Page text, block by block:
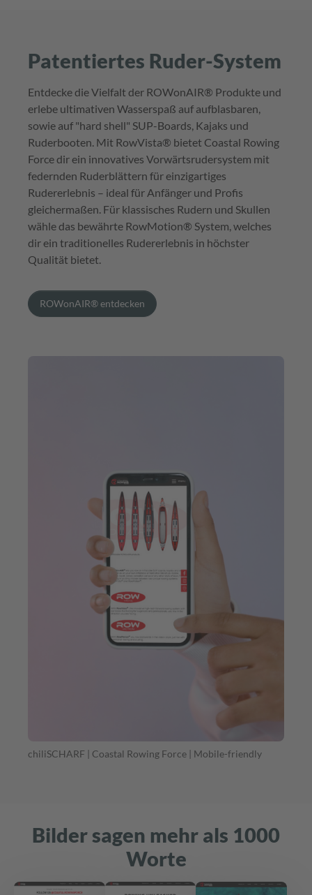
Patentiertes Ruder-System
Entdecke die Vielfalt der ROWonAIR® Produkte und
erlebe ultimativen Wasserspaß auf aufblasbaren,
sowie auf "hard shell" SUP-Boards, Kajaks und
Ruderbooten. Mit RowVista® bietet Coastal Rowing
Force dir ein innovatives Vorwärtsrudersystem mit
federnden Ruderblättern für einzigartiges
Rudererlebnis – ideal für Anfänger und Profis
gleichermaßen. Für klassisches Rudern und Skullen
wähle das bewährte RowMotion® System, welches
dir ein traditionelles Rudererlebnis in höchster
Qualität bietet.
ROWonAIR® entdecken
chiliSCHARF | Coastal Rowing Force | Mobile-friendly
Bilder sagen mehr als 1000
Worte